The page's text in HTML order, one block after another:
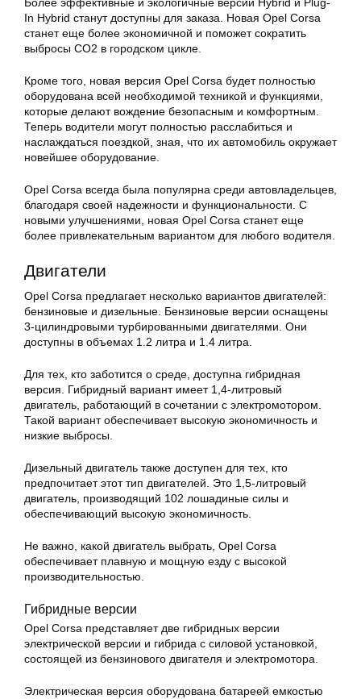
In Hybrid станут доступны для заказа. Новая Opel Corsa
станет еще более экономичной и поможет сократить
выбросы CO2 в городском цикле.
Кроме того, новая версия Opel Corsa будет полностью
оборудована всей необходимой техникой и функциями,
которые делают вождение безопасным и комфортным.
Теперь водители могут полностью расслабиться и
наслаждаться поездкой, зная, что их автомобиль окружает
новейшее оборудование.
Opel Corsa всегда была популярна среди автовладельцев,
благодаря своей надежности и функциональности. С
новыми улучшениями, новая Opel Corsa станет еще
более привлекательным вариантом для любого водителя.
Двигатели
Opel Corsa предлагает несколько вариантов двигателей:
бензиновые и дизельные. Бензиновые версии оснащены
3-цилиндровыми турбированными двигателями. Они
доступны в объемах 1.2 литра и 1.4 литра.
Для тех, кто заботится о среде, доступна гибридная
версия. Гибридный вариант имеет 1,4-литровый
двигатель, работающий в сочетании с электромотором.
Такой вариант обеспечивает высокую экономичность и
низкие выбросы.
Дизельный двигатель также доступен для тех, кто
предпочитает этот тип двигателей. Это 1,5-литровый
двигатель, производящий 102 лошадиные силы и
обеспечивающий высокую экономичность.
Не важно, какой двигатель выбрать, Opel Corsa
обеспечивает плавную и мощную езду с высокой
производительностью.
Гибридные версии
Opel Corsa представляет две гибридных версии
электрической версии и гибрида с силовой установкой,
состоящей из бензинового двигателя и электромотора.
Электрическая версия оборудована батареей емкостью